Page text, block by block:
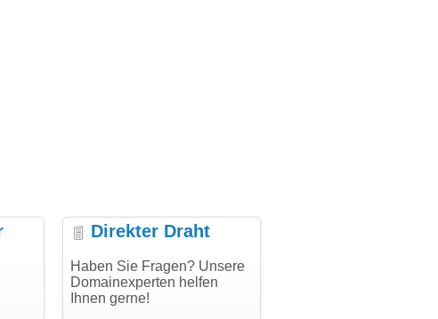
"Super Abwicklung, vielen
modern software GbR
"Vielen Dank für den
Direkter Draht
Haben Sie Fragen? Unsere
Domainexperten helfen
Ihnen gerne!